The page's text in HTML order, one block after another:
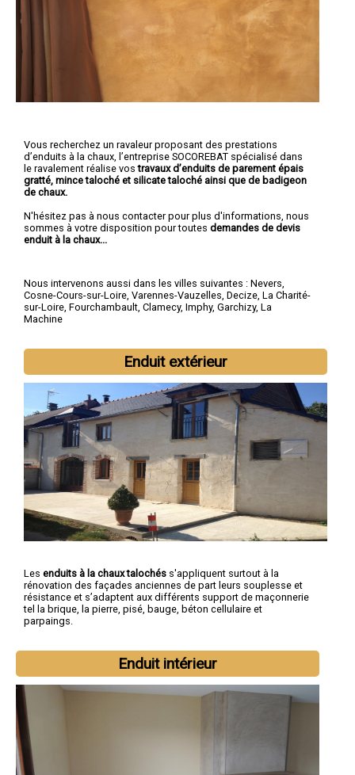
Vous recherchez un ravaleur proposant des prestations
d’enduits à la chaux, l’entreprise SOCOREBAT spécialisé dans
le ravalement réalise vostravaux d’enduits de parement épais
gratté, mince taloché et silicate taloché ainsi que de badigeon
de chaux.
N'hésitez pas à nous contacter pour plus d'informations, nous
sommes à votre disposition pour toutes demandes de devis
enduit à la chaux...
Nous intervenons aussi dans les villes suivantes : Nevers,
Cosne-Cours-sur-Loire, Varennes-Vauzelles, Decize, La Charité-
sur-Loire, Fourchambault, Clamecy, Imphy, Garchizy, La
Machine
Enduit extérieur
Les enduits à la chaux talochés s'appliquent surtout à la
rénovation des façades anciennes de part leurs souplesse et
résistance et s’adaptent aux différents support de maçonnerie
tel la brique, la pierre, pisé, bauge, béton cellulaire et
parpaings.
Enduit intérieur